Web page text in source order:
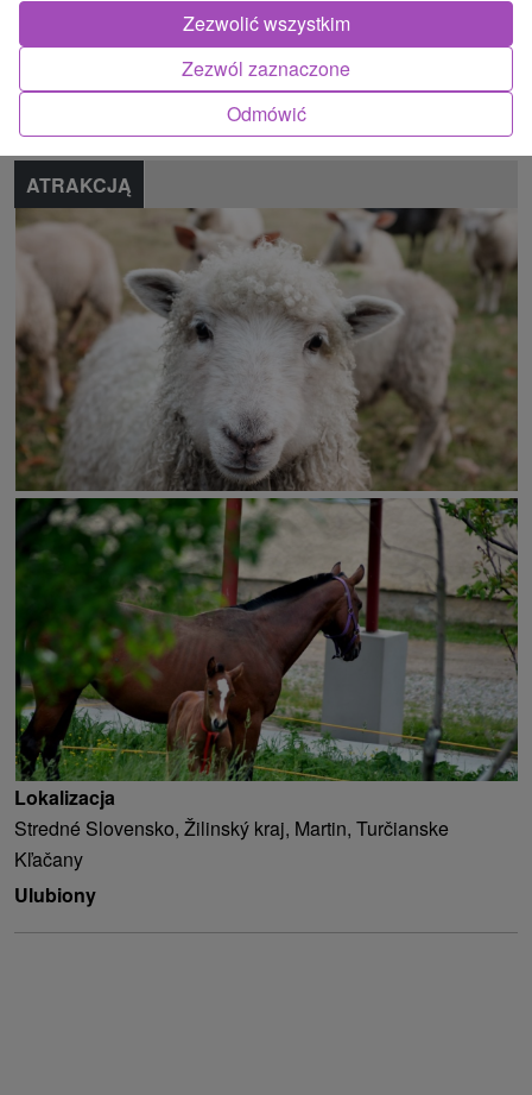
Znalazłeś błąd lub chcesz polecić nam nową atrakcję
Zgłoś błąd
ATRAKCJĄ
Lokalizacja
Stredné Slovensko, Žilinský kraj, Martin, Turčianske
Kľačany
Ulubiony
Odmówić
Zezwól zaznaczone
Zezwolić wszystkim